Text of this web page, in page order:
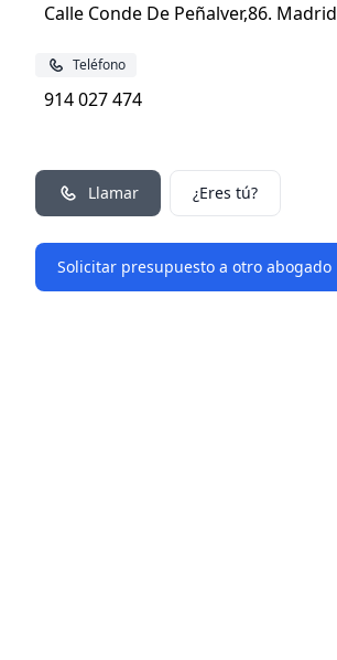
Calle Conde De Peñalver,86. Madrid
Teléfono
914 027 474
Llamar ¿Eres tú?
Solicitar presupuesto a otro abogado